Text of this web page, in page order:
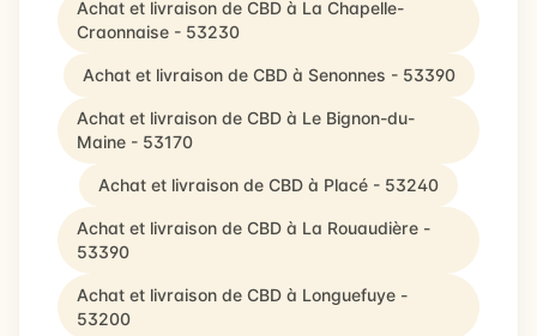
Achat et livraison de CBD à La Chapelle-
Craonnaise - 53230
Achat et livraison de CBD à Senonnes - 53390
Achat et livraison de CBD à Le Bignon-du-
Maine - 53170
Achat et livraison de CBD à Placé - 53240
Achat et livraison de CBD à La Rouaudière -
53390
Achat et livraison de CBD à Longuefuye -
53200